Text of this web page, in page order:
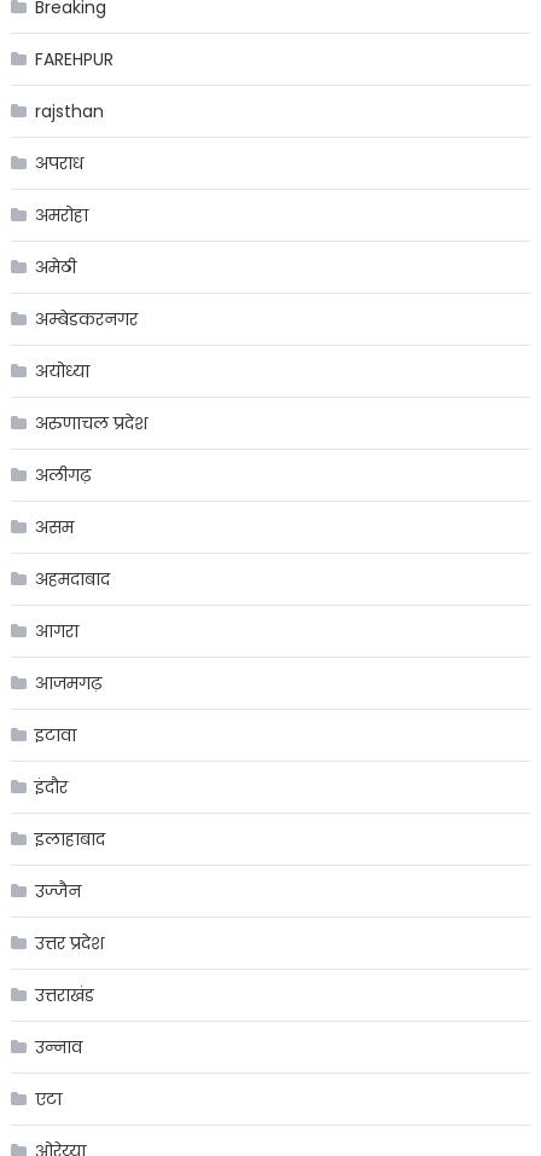
Breaking
FAREHPUR
rajsthan
अपराध
अमरोहा
अमेठी
अम्बेडकरनगर
अयोध्या
अरुणाचल प्रदेश
अलीगढ़
असम
अहमदाबाद
आगरा
आजमगढ़
इटावा
इंदौर
इलाहाबाद
उज्जैन
उत्तर प्रदेश
उत्तराखंड
उन्नाव
एटा
ओरेय्या